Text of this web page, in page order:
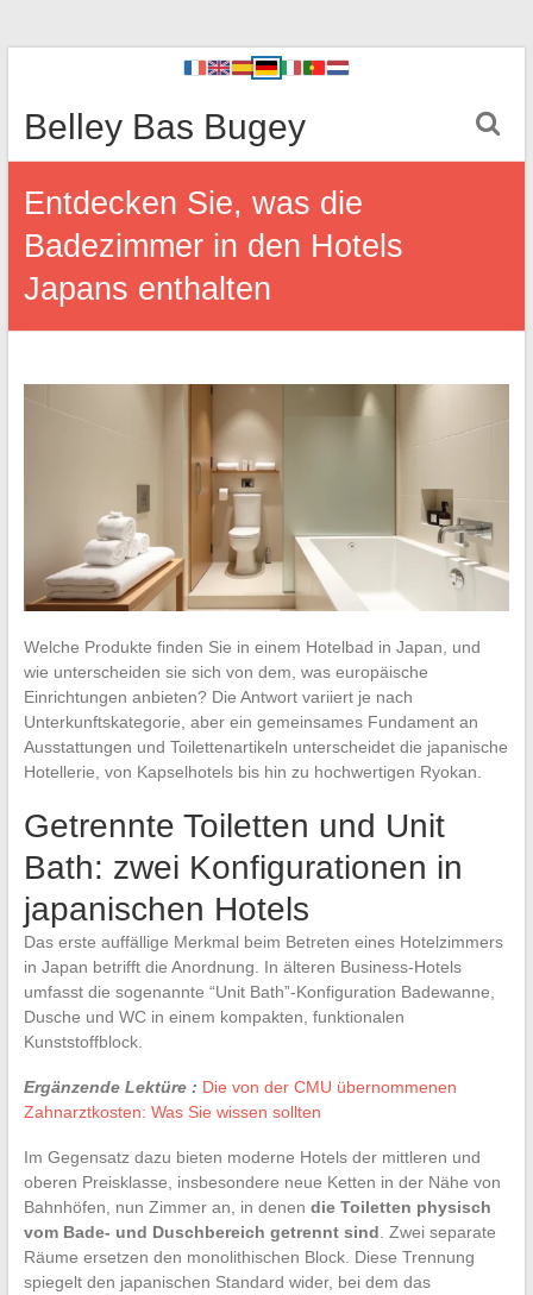
Belley Bas Bugey
Entdecken Sie, was die
Badezimmer in den Hotels
Japans enthalten
Welche Produkte finden Sie in einem Hotelbad in Japan, und
wie unterscheiden sie sich von dem, was europäische
Einrichtungen anbieten? Die Antwort variiert je nach
Unterkunftskategorie, aber ein gemeinsames Fundament an
Ausstattungen und Toilettenartikeln unterscheidet die japanische
Hotellerie, von Kapselhotels bis hin zu hochwertigen Ryokan.
Getrennte Toiletten und Unit
Bath: zwei Konfigurationen in
japanischen Hotels
Das erste auffällige Merkmal beim Betreten eines Hotelzimmers
in Japan betrifft die Anordnung. In älteren Business-Hotels
umfasst die sogenannte “Unit Bath”-Konfiguration Badewanne,
Dusche und WC in einem kompakten, funktionalen
Kunststoffblock.
Ergänzende Lektüre : Die von der CMU übernommenen
Zahnarztkosten: Was Sie wissen sollten
Im Gegensatz dazu bieten moderne Hotels der mittleren und
oberen Preisklasse, insbesondere neue Ketten in der Nähe von
Bahnhöfen, nun Zimmer an, in denen die Toiletten physisch
vom Bade- und Duschbereich getrennt sind . Zwei separate
Räume ersetzen den monolithischen Block. Diese Trennung
spiegelt den japanischen Standard wider, bei dem das